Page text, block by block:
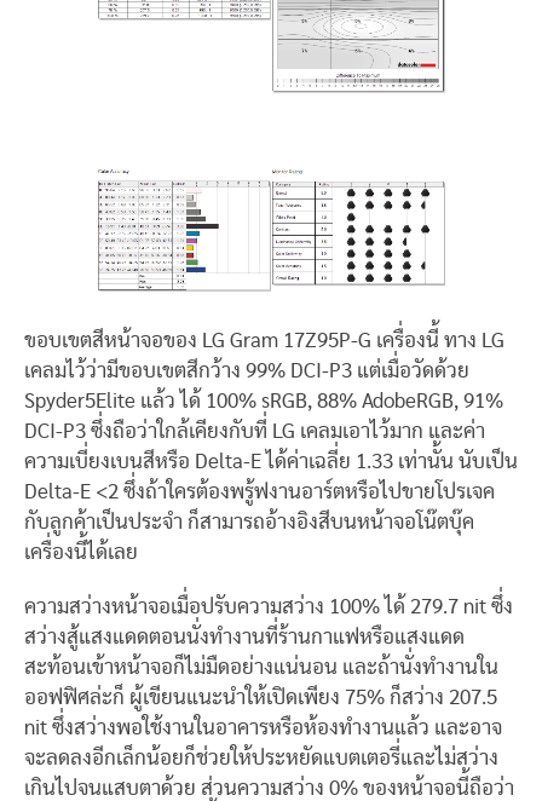
ขอบเขตสีหน้าจอของ LG Gram 17Z95P-G เครื่องนี้ ทาง LG
เคลมไว้ว่ามีขอบเขตสีกว้าง 99% DCI-P3 แต่เมื่อวัดด้วย
Spyder5Elite แล้ว ได้ 100% sRGB, 88% AdobeRGB, 91%
DCI-P3 ซึ่งถือว่าใกล้เคียงกับที่ LG เคลมเอาไว้มาก และค่า
ความเบี่ยงเบนสีหรือ Delta-E ได้ค่าเฉลี่ย 1.33 เท่านั้น นับเป็น
Delta-E <2 ซึ่งถ้าใครต้องพรู้ฟงานอาร์ตหรือไปขายโปรเจค
กับลูกค้าเป็นประจำ ก็สามารถอ้างอิงสีบนหน้าจอโน๊ตบุ๊ค
เครื่องนี้ได้เลย
ความสว่างหน้าจอเมื่อปรับความสว่าง 100% ได้ 279.7 nit ซึ่ง
สว่างสู้แสงแดดตอนนั่งทำงานที่ร้านกาแฟหรือแสงแดด
สะท้อนเข้าหน้าจอก็ไม่มืดอย่างแน่นอน และถ้านั่งทำงานใน
ออฟฟิศล่ะก็ ผู้เขียนแนะนำให้เปิดเพียง 75% ก็สว่าง 207.5
nit ซึ่งสว่างพอใช้งานในอาคารหรือห้องทำงานแล้ว และอาจ
จะลดลงอีกเล็กน้อยก็ช่วยให้ประหยัดแบตเตอรี่และไม่สว่าง
เกินไปจนแสบตาด้วย ส่วนความสว่าง 0% ของหน้าจอนี้ถือว่า